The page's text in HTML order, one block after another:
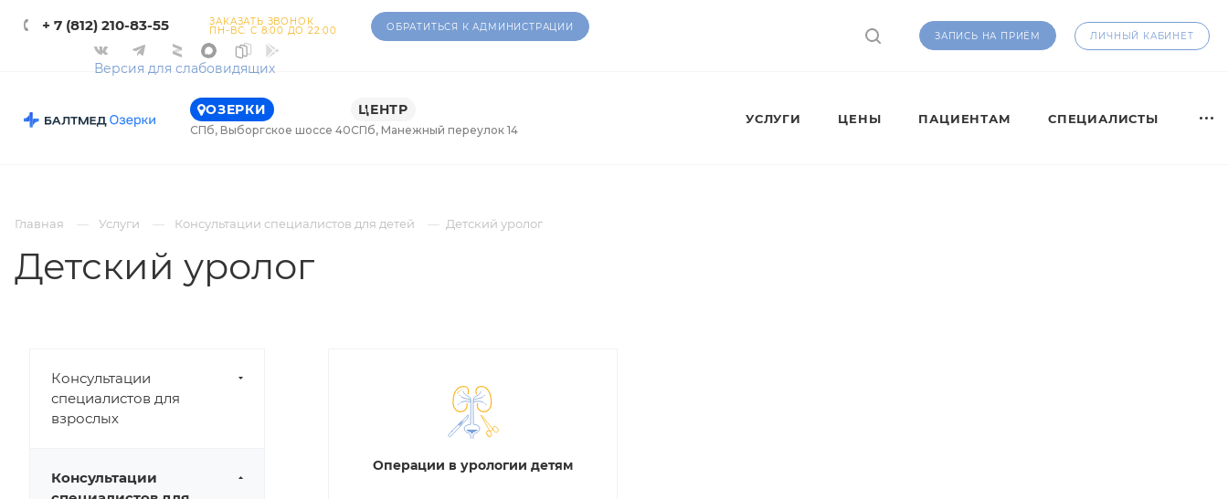
+ 7 (812) 210-83-55 ЗАКАЗАТЬ ЗВОНОК
ПН-ВС: С 8:00 ДО 22:00 ОБРАТИТЬСЯ К АДМИНИСТРАЦИИ
Версия для слабовидящих
ЗАПИСЬ НА ПРИЁМ ЛИЧНЫЙ КАБИНЕТ
ОЗЕРКИ
СПб, Выборгское шоссе 40
ЦЕНТР
СПб, Манежный переулок 14
УСЛУГИ ЦЕНЫ ПАЦИЕНТАМ СПЕЦИАЛИСТЫ
Главная Услуги Консультации специалистов для детей Детский уролог
Детский уролог
Консультации
специалистов для
взрослых
Консультации
Операции в урологии детям